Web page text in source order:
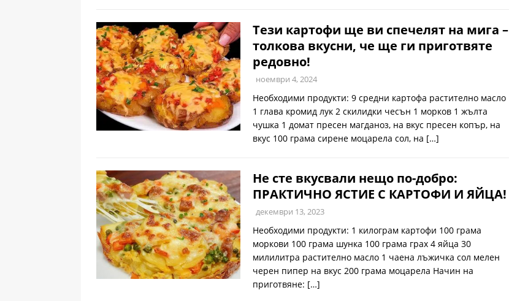
Тези картофи ще ви спечелят на мига –
толкова вкусни, че ще ги приготвяте
редовно!
ноември 4, 2024
Необходими продукти: 9 средни картофа растително масло
1 глава кромид лук 2 скилидки чесън 1 морков 1 жълта
чушка 1 домат пресен магданоз, на вкус пресен копър, на
вкус 100 грама сирене моцарела сол, на […]
Не сте вкусвали нещо по-добро:
ПРАКТИЧНО ЯСТИЕ С КАРТОФИ И ЯЙЦА!
декември 13, 2023
Необходими продукти: 1 килограм картофи 100 грама
моркови 100 грама шунка 100 грама грах 4 яйца 30
милилитра растително масло 1 чаена лъжичка сол мелен
черен пипер на вкус 200 грама моцарела Начин на
приготвяне: […]